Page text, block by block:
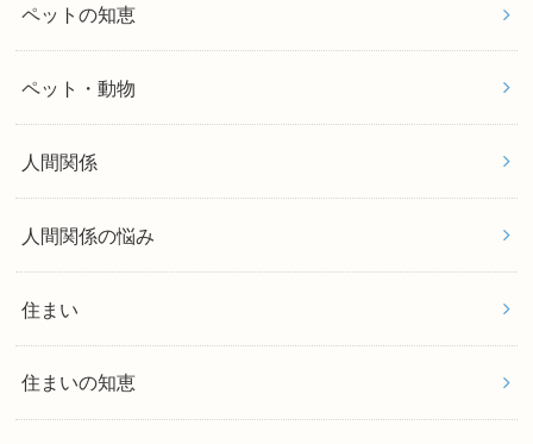
ペットの知恵
ペット・動物
人間関係
人間関係の悩み
住まい
住まいの知恵